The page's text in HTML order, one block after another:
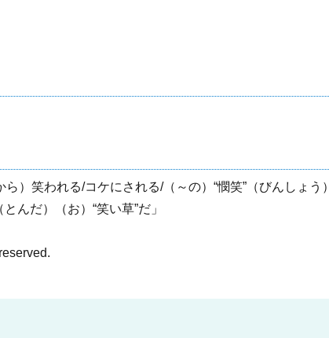
）笑われる/コケにされる/（～の）“憫笑”（びんしょう）
んだ）（お）“笑い草”だ」